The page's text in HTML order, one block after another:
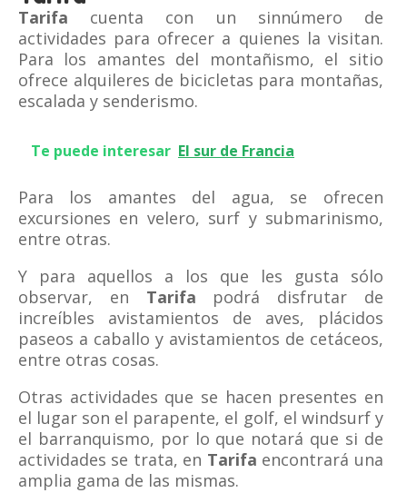
Tarifa cuenta con un sinnúmero de
actividades para ofrecer a quienes la visitan.
Para los amantes del montañismo, el sitio
ofrece alquileres de bicicletas para montañas,
escalada y senderismo.
Te puede interesar El sur de Francia
Para los amantes del agua, se ofrecen
excursiones en velero, surf y submarinismo,
entre otras.
Y para aquellos a los que les gusta sólo
observar, en Tarifa podrá disfrutar de
increíbles avistamientos de aves, plácidos
paseos a caballo y avistamientos de cetáceos,
entre otras cosas.
Otras actividades que se hacen presentes en
el lugar son el parapente, el golf, el windsurf y
el barranquismo, por lo que notará que si de
actividades se trata, en Tarifa encontrará una
amplia gama de las mismas.